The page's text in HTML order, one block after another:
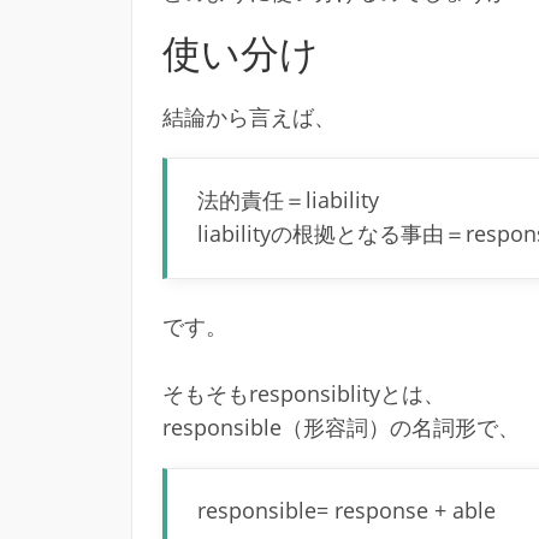
使い分け
結論から言えば、
法的責任＝liability
liabilityの根拠となる事由＝
です。
そもそもresponsiblityとは、
responsible（形容詞）の名詞形で、
responsible= response + able